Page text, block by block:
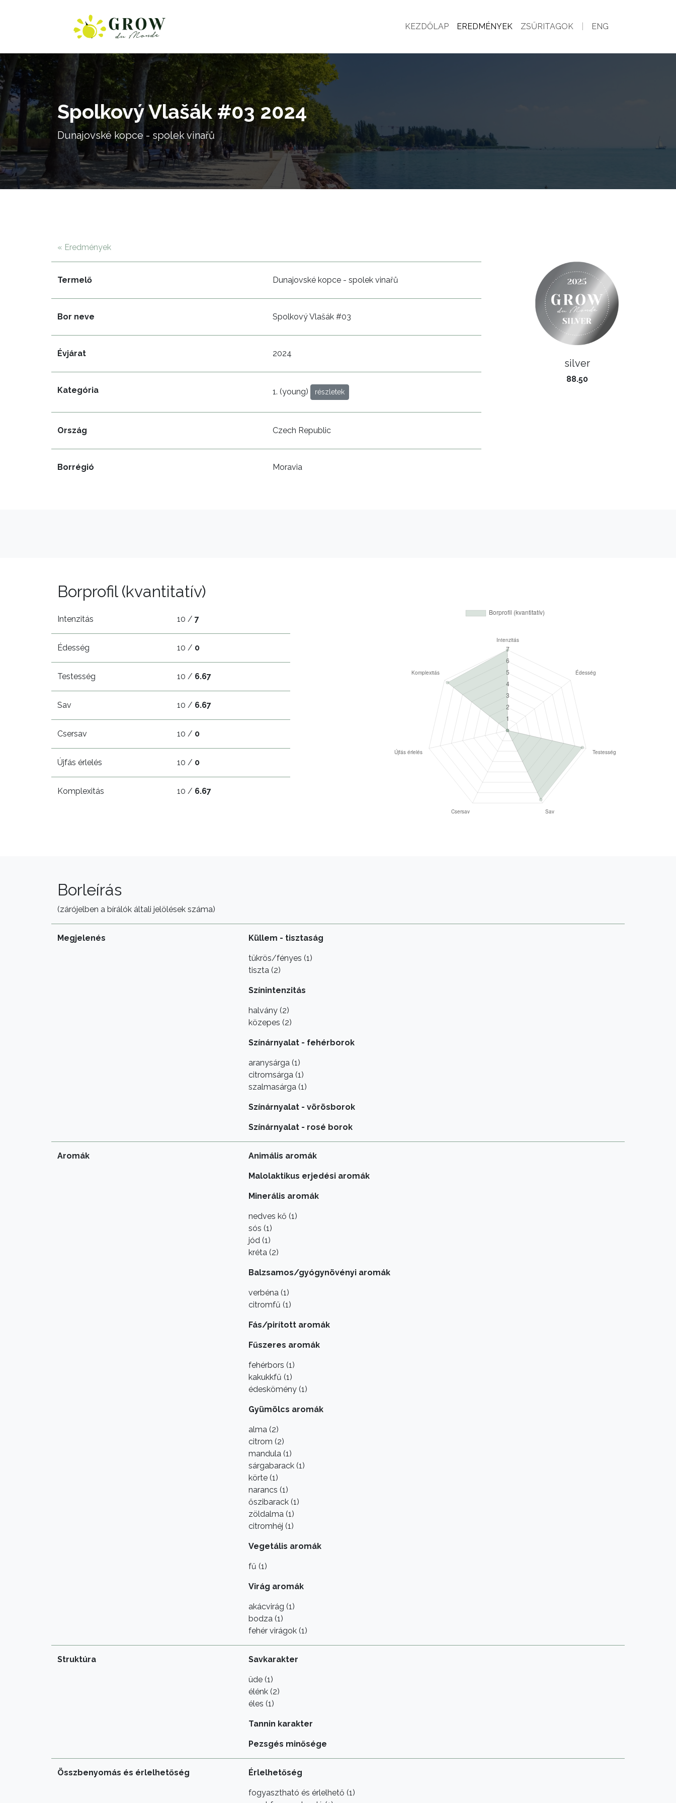
KEZDŐLAP EREDMÉNYEK ZSŰRITAGOK ENG
Spolkový Vlašák #03 2024
Dunajovské kopce - spolek vinařů
« Eredmények
Termelő Dunajovské kopce - spolek vinařů
Bor neve Spolkový Vlašák #03
Évjárat 2024
Kategória 1. (young) részletek
Ország Czech Republic
Borrégió Moravia
silver
88.50
Borprofil (kvantitatív)
Intenzitás 10 / 7
Édesség 10 / 0
Testesség 10 / 6.67
Sav 10 / 6.67
Csersav 10 / 0
Újfás érlelés 10 / 0
Komplexitás 10 / 6.67
Borleírás
(zárójelben a bírálók általi jelölések száma)
Megjelenés Küllem - tisztaság
tükrös/fényes (1)
tiszta (2)
Színintenzitás
halvány (2)
közepes (2)
Színárnyalat - fehérborok
aranysárga (1)
citromsárga (1)
szalmasárga (1)
Színárnyalat - vörösborok
Színárnyalat - rosé borok
Aromák Animális aromák
Malolaktikus erjedési aromák
Minerális aromák
nedves kő (1)
sós (1)
jód (1)
kréta (2)
Balzsamos/gyógynövényi aromák
verbéna (1)
citromfű (1)
Fás/pirított aromák
Fűszeres aromák
fehérbors (1)
kakukkfű (1)
édeskömény (1)
Gyümölcs aromák
alma (2)
citrom (2)
mandula (1)
sárgabarack (1)
körte (1)
narancs (1)
őszibarack (1)
zöldalma (1)
citromhéj (1)
Vegetális aromák
fű (1)
Virág aromák
akácvirág (1)
bodza (1)
fehér virágok (1)
Struktúra Savkarakter
üde (1)
élénk (2)
éles (1)
Tannin karakter
Pezsgés minősége
Összbenyomás és érlelhetőség Érlelhetőség
fogyasztható és érlelhető (1)